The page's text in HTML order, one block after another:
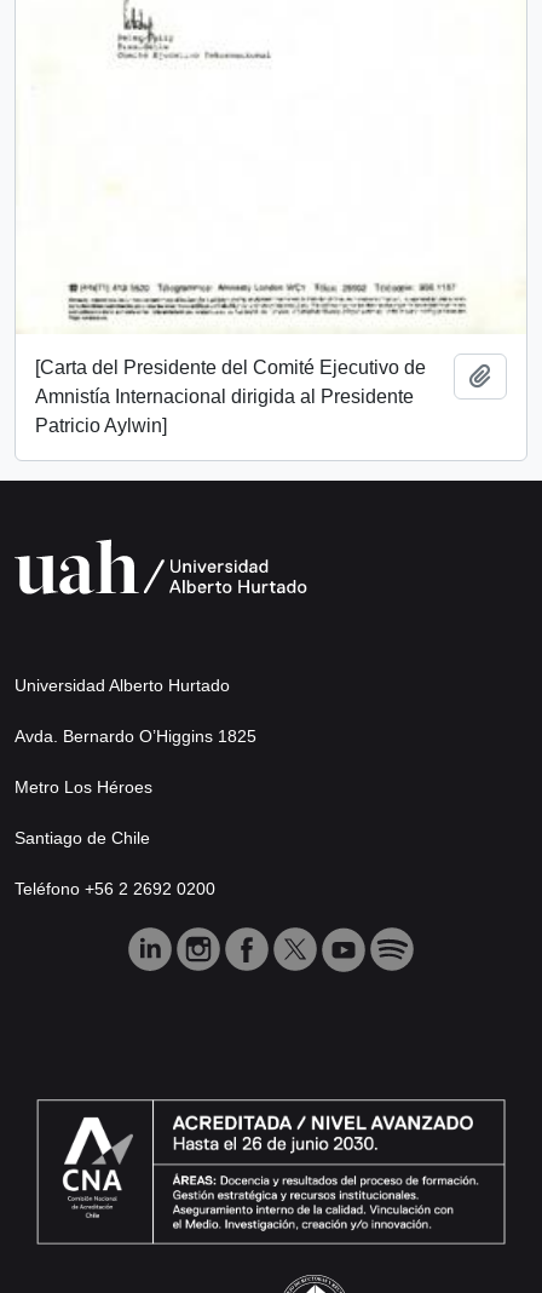
[Carta del Presidente del Comité Ejecutivo de
Amnistía Internacional dirigida al Presidente
Patricio Aylwin]
Universidad Alberto Hurtado
Avda. Bernardo O’Higgins 1825
Metro Los Héroes
Santiago de Chile
Teléfono +56 2 2692 0200